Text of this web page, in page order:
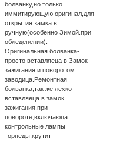
болванку,но только
иммитирующую оригинал,для
открытия замка в
ручную(особенно Зимой.при
обледенении).
Оригинальная болванка-
просто вставляеца в Замок
зажигания и поворотом
заводица.Ремонтная
болванка,так же лехко
вставляеца в замок
зажигания.при
повороте,включаюца
контрольные лампы
торпеды,крутит